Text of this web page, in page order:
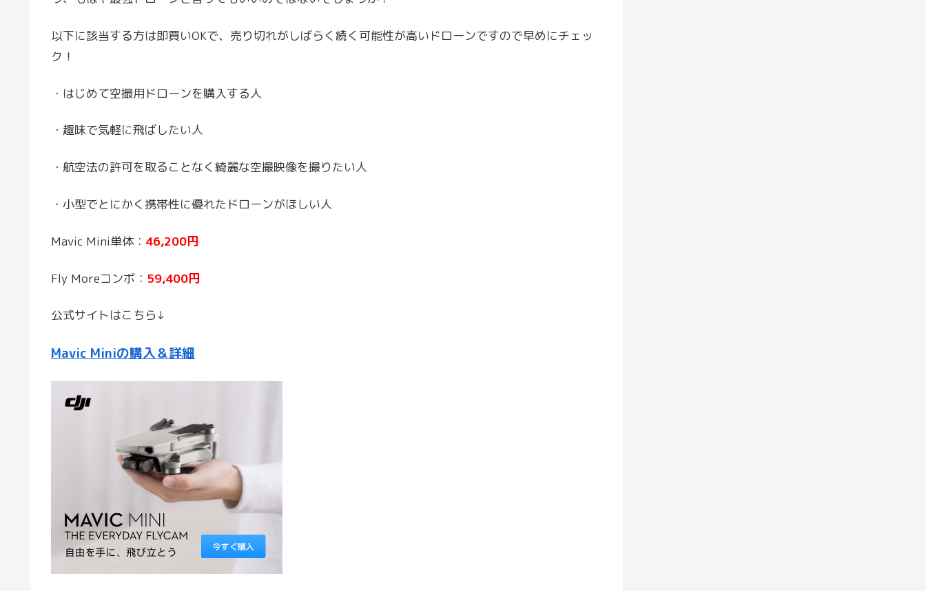
以下に該当する方は即買いOKで、売り切れがしばらく続く可能性が高いドローンですので早めにチェッ
ク！
・ はじめて空撮用ドローンを購入する人
・ 趣味で気軽に飛ばしたい人
・ 航空法の許可を取ることなく綺麗な空撮映像を撮りたい人
・ 小型でとにかく携帯性に優れたドローンがほしい人
Mavic Mini単体： 46,200円
Fly Moreコンボ： 59,400円
公式サイトはこちら↓
Mavic Miniの購入＆詳細